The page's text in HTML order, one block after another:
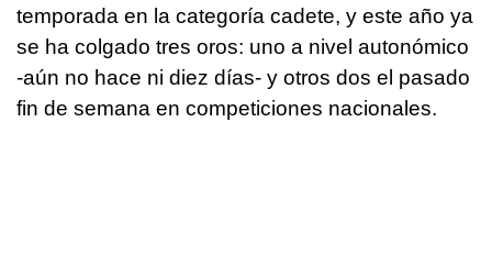
temporada en la categoría cadete, y este año ya
se ha colgado tres oros: uno a nivel autonómico
-aún no hace ni diez días- y otros dos el pasado
fin de semana en competiciones nacionales.